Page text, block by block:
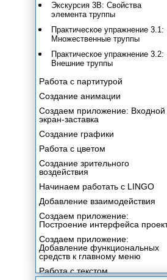
Экскурсия 3В: Свойства
элемента труппы
Практическое упражнение 3.1:
Множественные труппы
Практическое упражнение 3.2:
Внешние труппы
Работа с партитурой
Создание анимации
Создаем приложение: Входной
экран-заставка
Создание графики
Работа с цветом
Создание зрительного
воздействия
Начинаем работать с LINGO
Добавление взаимодействия
Создаем приложение:
Построение интерфейса
Создаем приложение:
Добавление функциональных
средств к главному меню
Работа с текстом